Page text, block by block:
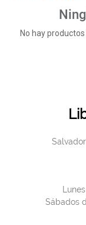
No hay
Sábados